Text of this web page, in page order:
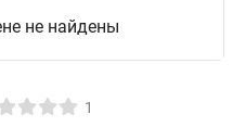
не найдены
1